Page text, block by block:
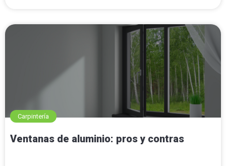
Carpintería
Ventanas de aluminio: pros y contras